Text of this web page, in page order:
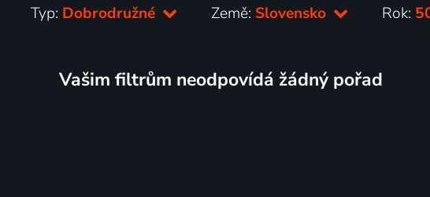
Typ: Dobrodružné Země: Slovensko Rok:
Vašim filtrům neodpovídá žádný pořad